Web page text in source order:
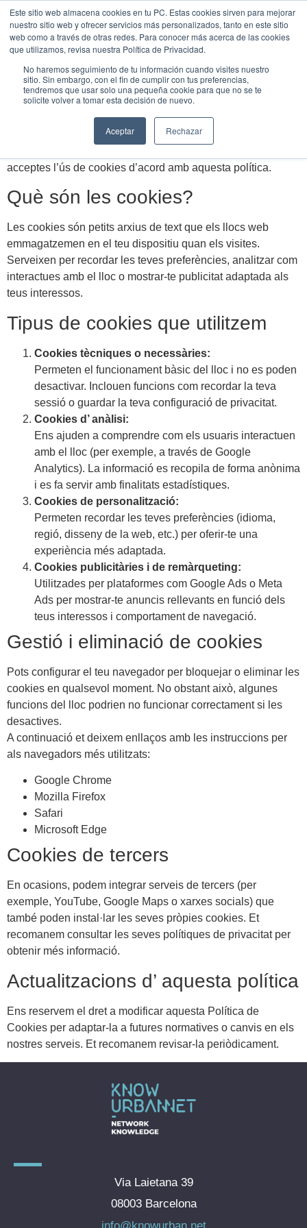
Este sitio web almacena cookies en tu PC. Estas cookies sirven para mejorar
nuestro sitio web y ofrecer servicios más personalizados, tanto en este sitio
web como a través de otras redes. Para conocer más acerca de las cookies
que utilizamos, revisa nuestra Política de Privacidad.
No haremos seguimiento de tu información cuando visites nuestro
sitio. Sin embargo, con el fin de cumplir con tus preferencias,
tendremos que usar solo una pequeña cookie para que no se te
solicite volver a tomar esta decisión de nuevo.
Aceptar Rechazar
UNEIX-
TE
Política de Cookies
knowurbanutilitzem cookies i tecnologies similars per
millorar l’experiència de l’usuari, analitzar el trànsit del lloc i
personalitzar el contingut i els anuncis. En continuar
acceptes l’ús de cookies d’acord amb aquesta política.
Què són les cookies?
Les cookies són petits arxius de text que els llocs web
emmagatzemen en el teu dispositiu quan els visites.
Serveixen per recordar les teves preferències, analitzar com
interactues amb el lloc o mostrar-te publicitat adaptada als
teus interessos.
Tipus de cookies que utilitzem
Cookies tècniques o necessàries:
Permeten el funcionament bàsic del lloc i no es poden
desactivar. Inclouen funcions com recordar la teva
sessió o guardar la teva configuració de privacitat.
Cookies d’ anàlisi:
Ens ajuden a comprendre com els usuaris interactuen
amb el lloc (per exemple, a través de Google
Analytics). La informació es recopila de forma anònima
i es fa servir amb finalitats estadístiques.
Cookies de personalització:
Permeten recordar les teves preferències (idioma,
regió, disseny de la web, etc.) per oferir-te una
experiència més adaptada.
Cookies publicitàries i de remàrqueting:
Utilitzades per plataformes com Google Ads o Meta
Ads per mostrar-te anuncis rellevants en funció dels
teus interessos i comportament de navegació.
Gestió i eliminació de cookies
Pots configurar el teu navegador per bloquejar o eliminar les
cookies en qualsevol moment. No obstant això, algunes
funcions del lloc podrien no funcionar correctament si les
desactives.
A continuació et deixem enllaços amb les instruccions per
als navegadors més utilitzats:
Google Chrome
Mozilla Firefox
Safari
Microsoft Edge
Cookies de tercers
En ocasions, podem integrar serveis de tercers (per
exemple, YouTube, Google Maps o xarxes socials) que
també poden instal·lar les seves pròpies cookies. Et
recomanem consultar les seves polítiques de privacitat per
obtenir més informació.
Actualitzacions d’ aquesta política
Ens reservem el dret a modificar aquesta Política de
Cookies per adaptar-la a futures normatives o canvis en els
nostres serveis. Et recomanem revisar-la periòdicament.
Via Laietana 39
08003 Barcelona
info@knowurban.net